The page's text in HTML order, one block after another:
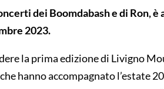
dei Boomdabash e di Ron,
2023.
la prima edizione di Livigno
hanno accompagnato l’estate